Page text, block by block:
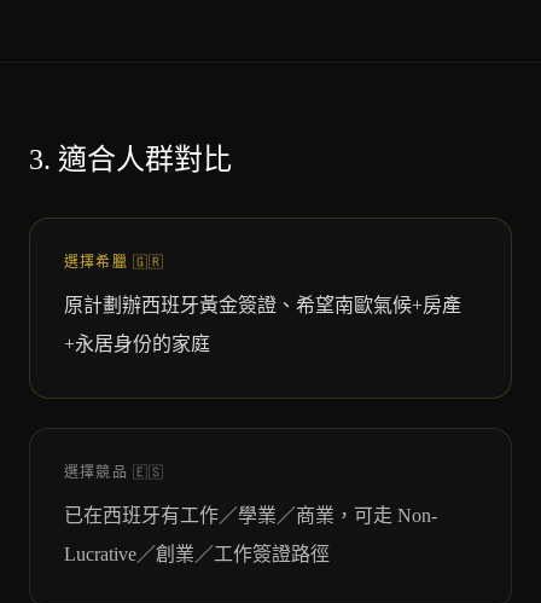
3. 適合人群對比
選擇希臘 🇬🇷
原計劃辦西班牙黃金簽證、希望南歐氣候+房產
+永居身份的家庭
選擇競品 🇪🇸
已在西班牙有工作／學業／商業，可走 Non-
Lucrative／創業／工作簽證路徑